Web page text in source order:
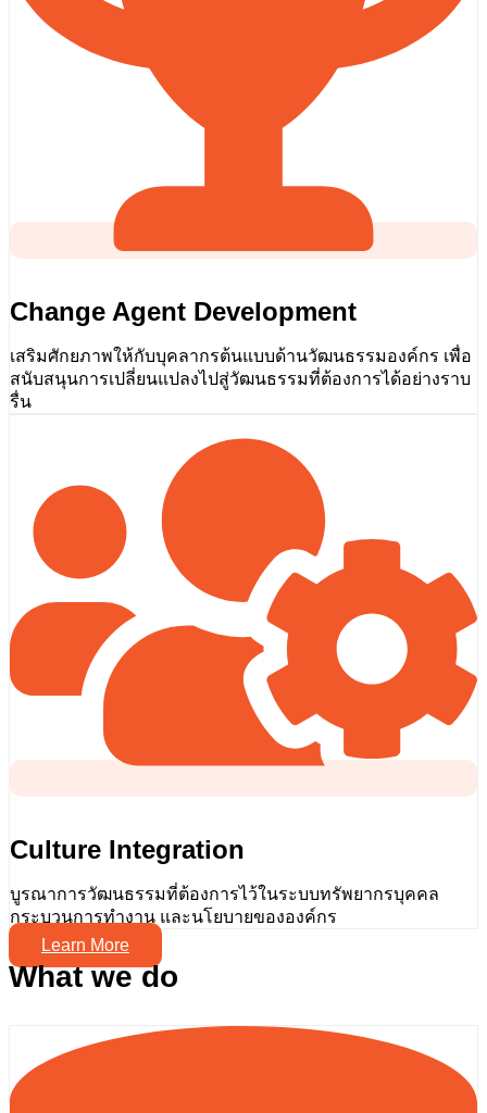
Change Agent Development
เสริมศักยภาพให้กับบุคลากรต้นแบบด้านวัฒนธรรมองค์กร เพื่อ
สนับสนุนการเปลี่ยนแปลงไปสู่วัฒนธรรมที่ต้องการได้อย่างราบ
รื่น
Culture Integration
บูรณาการวัฒนธรรมที่ต้องการไว้ในระบบทรัพยากรบุคคล
กระบวนการทำงาน และนโยบายขององค์กร
Learn More
What we do